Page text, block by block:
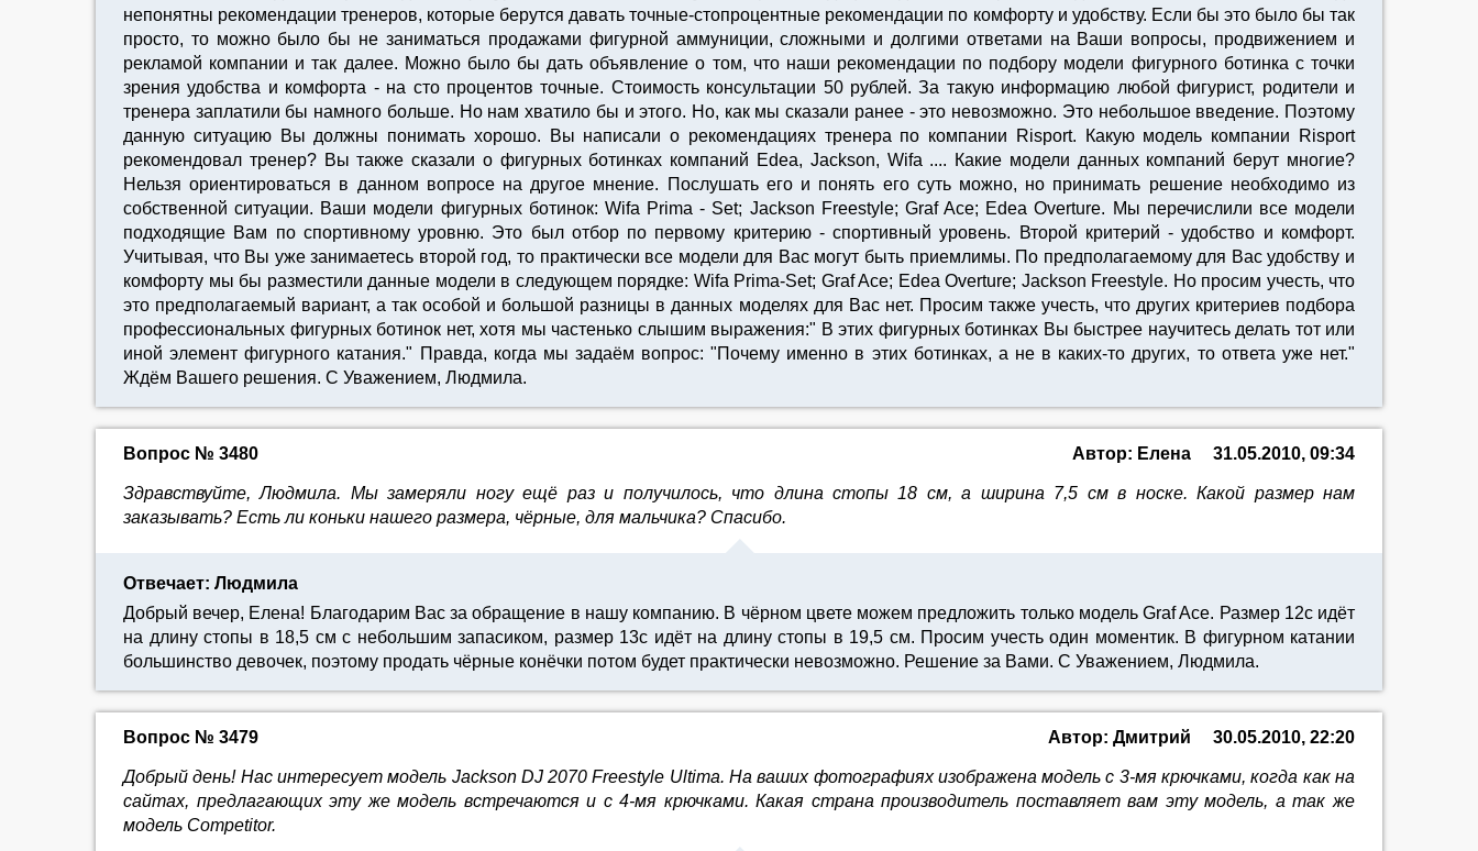
непонятны рекомендации тренеров, которые берутся давать точные-стопроцентные рекомендации по комфорту и удобству. Если бы это было бы так
просто, то можно было бы не заниматься продажами фигурной аммуниции, сложными и долгими ответами на Ваши вопросы, продвижением и
рекламой компании и так далее. Можно было бы дать объявление о том, что наши рекомендации по подбору модели фигурного ботинка с точки
зрения удобства и комфорта - на сто процентов точные. Стоимость консультации 50 рублей. За такую информацию любой фигурист, родители и
тренера заплатили бы намного больше. Но нам хватило бы и этого. Но, как мы сказали ранее - это невозможно. Это небольшое введение. Поэтому
данную ситуацию Вы должны понимать хорошо. Вы написали о рекомендациях тренера по компании Risport. Какую модель компании Risport
рекомендовал тренер? Вы также сказали о фигурных ботинках компаний Edea, Jackson, Wifa .... Какие модели данных компаний берут многие?
Нельзя ориентироваться в данном вопросе на другое мнение. Послушать его и понять его суть можно, но принимать решение необходимо из
собственной ситуации. Ваши модели фигурных ботинок: Wifa Prima - Set; Jackson Freestyle; Graf Ace; Edea Overture. Мы перечислили все модели
подходящие Вам по спортивному уровню. Это был отбор по первому критерию - спортивный уровень. Второй критерий - удобство и комфорт.
Учитывая, что Вы уже занимаетесь второй год, то практически все модели для Вас могут быть приемлимы. По предполагаемому для Вас удобству и
комфорту мы бы разместили данные модели в следующем порядке: Wifa Prima-Set; Graf Ace; Edea Overture; Jackson Freestyle. Но просим учесть, что
это предполагаемый вариант, а так особой и большой разницы в данных моделях для Вас нет. Просим также учесть, что других критериев подбора
профессиональных фигурных ботинок нет, хотя мы частенько слышим выражения:" В этих фигурных ботинках Вы быстрее научитесь делать тот или
иной элемент фигурного катания." Правда, когда мы задаём вопрос: "Почему именно в этих ботинках, а не в каких-то других, то ответа уже нет."
Ждём Вашего решения. С Уважением, Людмила.
Вопрос № 3480 Автор: Елена 31.05.2010, 09:34
Здравствуйте, Людмила. Мы замеряли ногу ещё раз и получилось, что длина стопы 18 см, а ширина 7,5 см в носке. Какой размер нам
заказывать? Есть ли коньки нашего размера, чёрные, для мальчика? Спасибо.
Отвечает: Людмила
Добрый вечер, Елена! Благодарим Вас за обращение в нашу компанию. В чёрном цвете можем предложить только модель Graf Ace. Размер 12c идёт
на длину стопы в 18,5 см с небольшим запасиком, размер 13с идёт на длину стопы в 19,5 см. Просим учесть один моментик. В фигурном катании
большинство девочек, поэтому продать чёрные конёчки потом будет практически невозможно. Решение за Вами. С Уважением, Людмила.
Вопрос № 3479 Автор: Дмитрий 30.05.2010, 22:20
Добрый день! Нас интересует модель Jackson DJ 2070 Freestyle Ultima. На ваших фотографиях изображена модель с 3-мя крючками, когда как на
сайтах, предлагающих эту же модель встречаются и с 4-мя крючками. Какая страна производитель поставляет вам эту модель, а так же
модель Соmpetitor.